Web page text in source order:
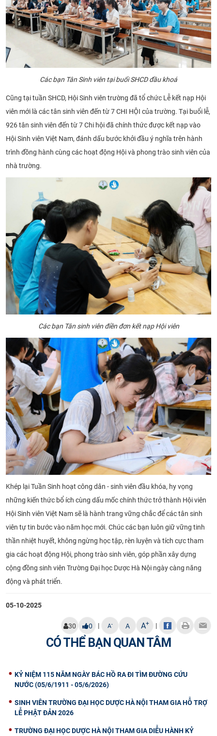
Các bạn Tân Sinh viên tại buổi SHCD đầu khoá
Cũng tại tuần SHCD, Hội Sinh viên trường đã tổ chức Lễ kết nạp Hội
viên mới là các tân sinh viên đến từ 7 CHI HỘI của trường. Tại buổi lễ,
926 tân sinh viên đến từ 7 Chi hội đã chính thức được kết nạp vào
Hội Sinh viên Việt Nam, đánh dấu bước khởi đầu ý nghĩa trên hành
trình đồng hành cùng các hoạt động Hội và phong trào sinh viên của
nhà trường.
Các bạn Tân sinh viên điền đơn kết nạp Hội viên
Khép lại Tuần Sinh hoạt công dân - sinh viên đầu khóa, hy vọng
những kiến thức bổ ích cùng dấu mốc chính thức trở thành Hội viên
Hội Sinh viên Việt Nam sẽ là hành trang vững chắc để các tân sinh
viên tự tin bước vào năm học mới. Chúc các bạn luôn giữ vững tinh
thần nhiệt huyết, không ngừng học tập, rèn luyện và tích cực tham
gia các hoạt động Hội, phong trào sinh viên, góp phần xây dựng
cộng đồng sinh viên Trường Đại học Dược Hà Nội ngày càng năng
động và phát triển.
05-10-2025
30 0 | A- A A+ |
CÓ THỂ BẠN QUAN TÂM
KỶ NIỆM 115 NĂM NGÀY BÁC HỒ RA ĐI TÌM ĐƯỜNG CỨU
NƯỚC (05/6/1911 - 05/6/2026)
SINH VIÊN TRƯỜNG ĐẠI HỌC DƯỢC HÀ NỘI THAM GIA HỖ TRỢ
LỄ PHẬT ĐẢN 2026
TRƯỜNG ĐẠI HỌC DƯỢC HÀ NỘI THAM GIA DIỄU HÀNH KỶ